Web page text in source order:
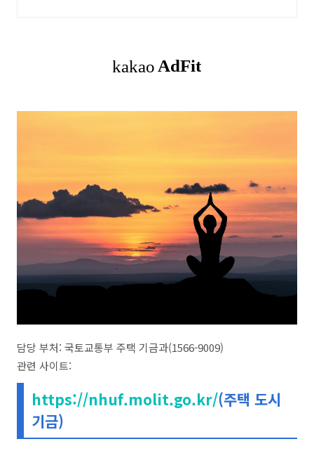
담당 부처: 국토교통부 주택 기금과(1566-9009)
관련 사이트:
https://nhuf.molit.go.kr/(주택 도시
기금)